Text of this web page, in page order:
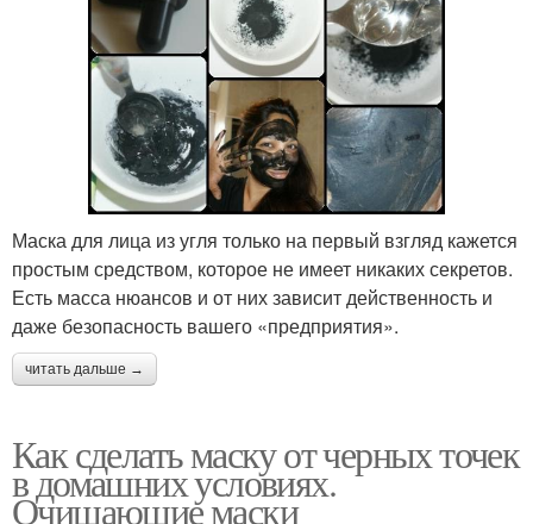
Маска для лица из угля только на первый взгляд кажется
простым средством, которое не имеет никаких секретов.
Есть масса нюансов и от них зависит действенность и
даже безопасность вашего «предприятия».
читать дальше →
Как сделать маску от черных точек
в домашних условиях.
Очищающие маски